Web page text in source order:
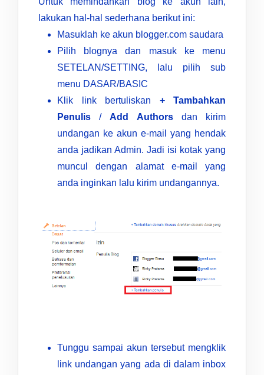
lakukan hal-hal sederhana berikut ini:
Masuklah ke akun blogger.com saudara
Pilih blognya dan masuk ke menu
SETELAN/SETTING, lalu pilih sub
menu DASAR/BASIC
Klik link bertuliskan + Tambahkan
Penulis /Add Authorsdan kirim
undangan ke akun e-mail yang hendak
anda jadikan Admin. Jadi isi kotak yang
muncul dengan alamat e-mail yang
anda inginkan lalu kirim undangannya.
Tunggu sampai akun tersebut mengklik
link undangan yang ada di dalam inbox